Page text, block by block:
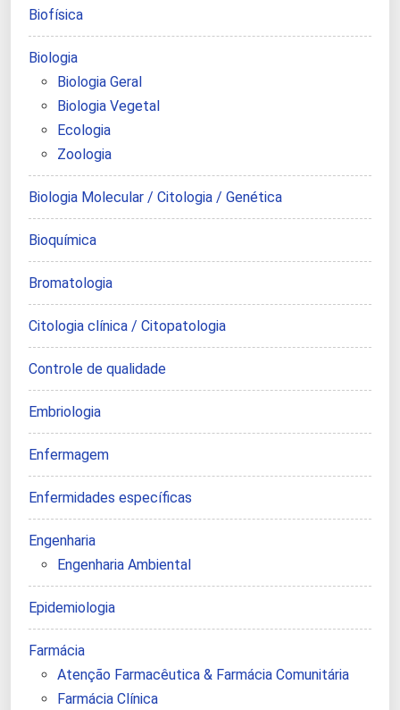
Biofísica
Biologia
Biologia Geral
Biologia Vegetal
Ecologia
Zoologia
Biologia Molecular / Citologia / Genética
Bioquímica
Bromatologia
Citologia clínica / Citopatologia
Controle de qualidade
Embriologia
Enfermagem
Enfermidades específicas
Engenharia
Engenharia Ambiental
Epidemiologia
Farmácia
Atenção Farmacêutica & Farmácia Comunitária
Farmácia Clínica